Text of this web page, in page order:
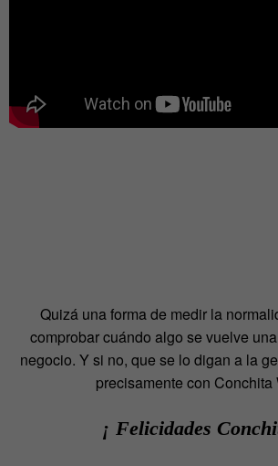
Quizá una forma de medir la
comprobar cuándo algo se vuelve
negocio. Y si no, que se lo digan a la
precisamente con Conchita
¡ Felicidades